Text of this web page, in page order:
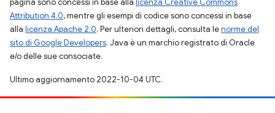
pagina sono concessi in base alla licenza Creative Commons
Attribution 4.0, mentre gli esempi di codice sono concessi in base
alla licenza Apache 2.0. Per ulteriori dettagli, consulta lenorme del
sito di Google Developers. Java è un marchio registrato di Oracle
e/o delle sue consociate.
Ultimo aggiornamento 2022-10-04 UTC.